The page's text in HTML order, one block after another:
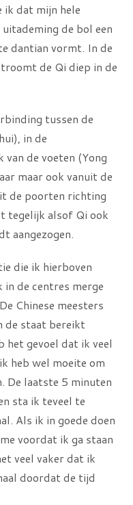
ik dat mijn hele
de bol een
dantian vormt. In de
de Qi diep in de
tussen de
in de
van de voeten (Yong
maar ook vanuit de
de poorten richting
tegelijk alsof Qi ook
aangezogen.
die ik hierboven
de centres merge
Chinese meesters
de staat bereikt
gevoel dat ik veel
heb wel moeite om
De laatste 5 minuten
sta ik teveel te
Als ik in goede doen
voordat ik ga staan
veel vaker dat ik
doordat de tijd